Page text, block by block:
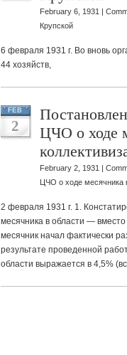
February 6, 1931 |
Крупской
6 февраля 1931 г. Во вновь
44 хозяйств,
FEB
2
ЦЧО о ходе
February 2, 1931 |
ЦЧО о ходе месячника
2 февраля 1931 г. 1.
месячника в области —
месячник начал фактически
результате проведенной
области выражается в 4,5%